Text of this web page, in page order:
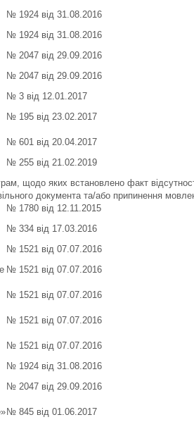
№ 1924 від 31.08.2016
№ 1924 від 31.08.2016
№ 2047 від 29.09.2016
№ 2047 від 29.09.2016
№ 3 від 12.01.2017
№ 195 від 23.02.2017
№ 601 від 20.04.2017
№ 255 від 21.02.2019
щодо яких встановлено факт
документа та/або припинення
№ 1780 від 12.11.2015
№ 334 від 17.03.2016
№ 1521 від 07.07.2016
№ 1521 від 07.07.2016
№ 1521 від 07.07.2016
№ 1521 від 07.07.2016
№ 1521 від 07.07.2016
№ 1924 від 31.08.2016
№ 2047 від 29.09.2016
№ 845 від 01.06.2017